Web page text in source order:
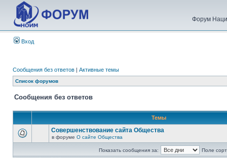
Форум
Вход
Сообщения без ответов | Активные темы
Список форумов
Сообщения без ответов
Темы
Совершенствование сайта Общества
в форуме О сайте Общества
Показать сообщения за:
Поле